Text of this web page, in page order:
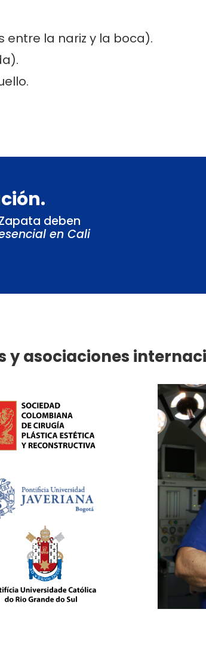
entre la nariz y la boca).
deben
en Cali
y asociaciones